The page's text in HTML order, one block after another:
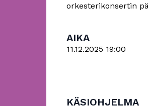
orkesterikonsertin
AIKA
11.12.2025 19:00
KÄSIOHJELMA